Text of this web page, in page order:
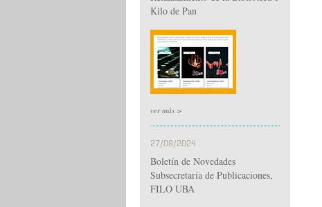
Kilo de Pan
ver más >
27/08/2024
Boletín de Novedades
Subsecretaría de Publicaciones,
FILO UBA